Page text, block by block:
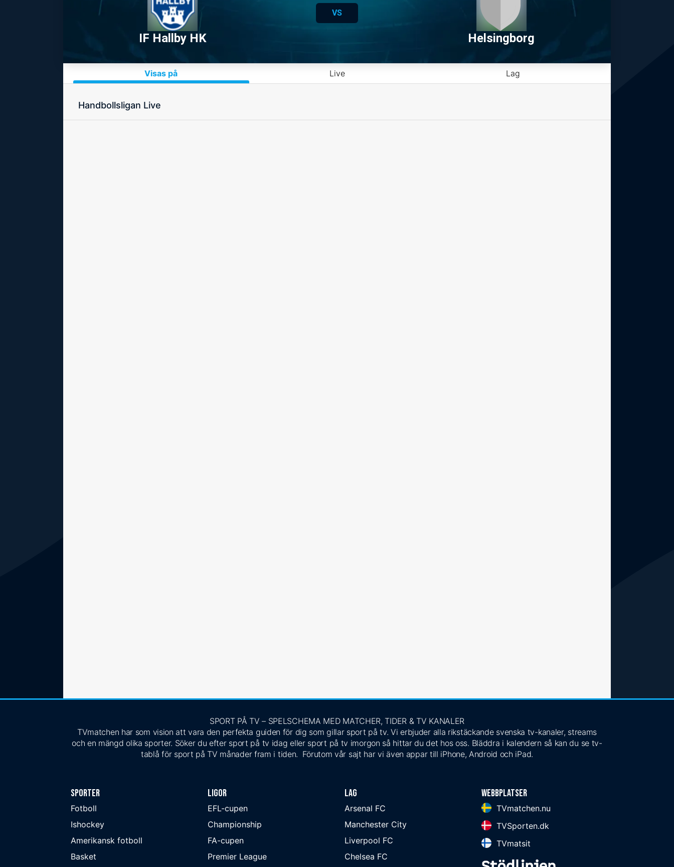
IF Hallby HK
VS
Helsingborg
Visas på Live Lag
Handbollsligan Live
SPORT PÅ TV – SPELSCHEMA MED MATCHER, TIDER & TV KANALER
TVmatchen har som vision att vara den perfekta guiden för dig som gillar sport på tv. Vi erbjuder alla rikstäckande svenska tv-kanaler, streams
och en mängd olika sporter. Söker du efter sport på tv idag eller sport på tv imorgon så hittar du det hos oss. Bläddra i kalendern så kan du se tv-
tablå för sport på TV månader fram i tiden. Förutom vår sajt har vi även appar till iPhone, Android och iPad.
Sporter
Fotboll
Ishockey
Amerikansk fotboll
Basket
Ligor
EFL-cupen
Championship
FA-cupen
Premier League
Lag
Arsenal FC
Manchester City
Liverpool FC
Chelsea FC
Webbplatser
TVmatchen.nu
TVSporten.dk
TVmatsit